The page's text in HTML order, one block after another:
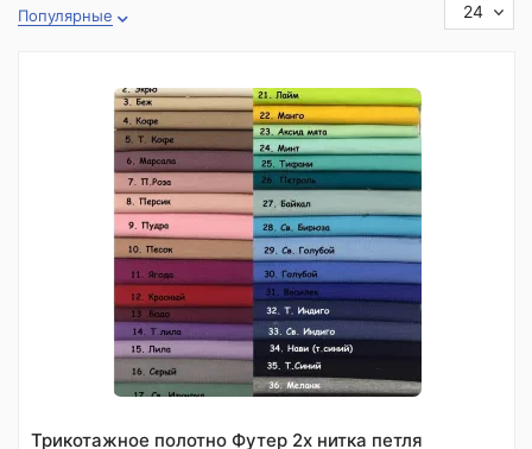
Популярные 24
Трикотажное полотно Футер 2х нитка петля